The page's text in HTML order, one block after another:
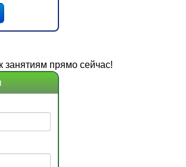
занятиям прямо сейчас!